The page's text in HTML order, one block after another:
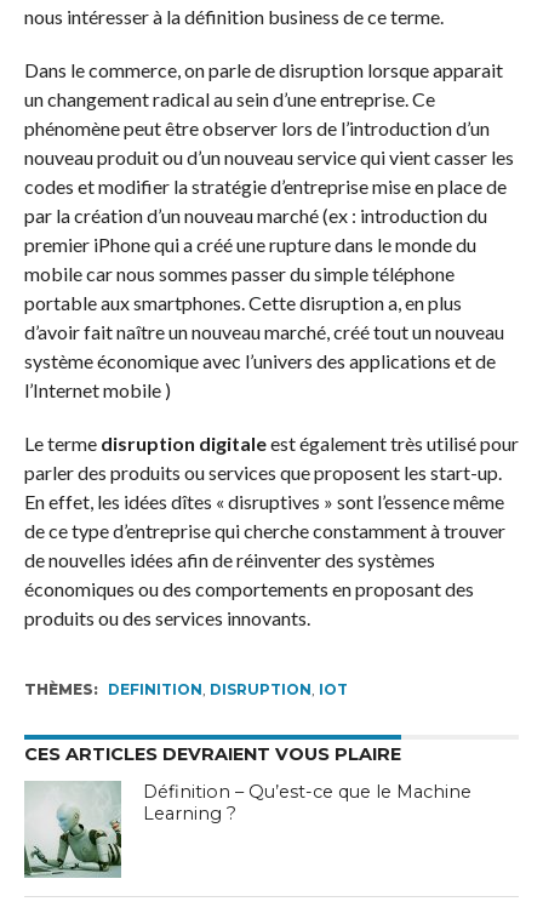
nous intéresser à la définition business de ce terme.
Dans le commerce, on parle de disruption lorsque apparait
un changement radical au sein d’une entreprise. Ce
phénomène peut être observer lors de l’introduction d’un
nouveau produit ou d’un nouveau service qui vient casser les
codes et modifier la stratégie d’entreprise mise en place de
par la création d’un nouveau marché (ex : introduction du
premier iPhone qui a créé une rupture dans le monde du
mobile car nous sommes passer du simple téléphone
portable aux smartphones. Cette disruption a, en plus
d’avoir fait naître un nouveau marché, créé tout un nouveau
système économique avec l’univers des applications et de
l’Internet mobile )
Le terme disruption digitaleest également très utilisé pour
parler des produits ou services que proposent les start-up.
En effet, les idées dîtes « disruptives » sont l’essence même
de ce type d’entreprise qui cherche constamment à trouver
de nouvelles idées afin de réinventer des systèmes
économiques ou des comportements en proposant des
produits ou des services innovants.
THÈMES: DEFINITION DISRUPTION IOT
CES ARTICLES DEVRAIENT VOUS PLAIRE
Définition – Qu’est-ce que le Machine
Learning ?